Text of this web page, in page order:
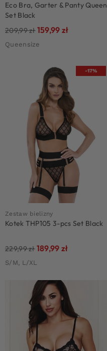
Eco Bra, Garter & Panty Queen
Set Black
209,99zł159,99 zł
Queensize
-17%
Zestaw bielizny
Kotek THP105 3-pcs Set Black
229,99zł189,99 zł
S/M, L/XL